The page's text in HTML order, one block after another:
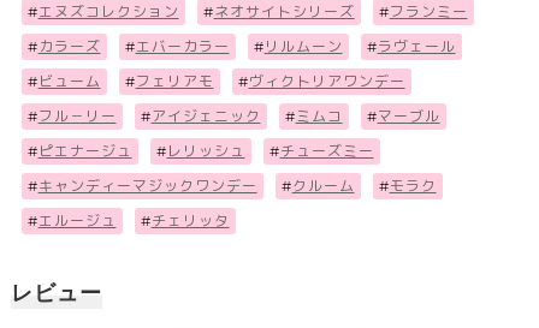
#エヌズコレクション #ネオサイトシリーズ #フランミー
# カラーズ #エバーカラー # リルムーン #ラヴェール
# ビューム #フェリアモ #ヴィクトリアワンデー
#フル－リー #アイジェニック #ミムコ #マーブル
# ピエナージュ # レリッシュ #チューズミー
#キャンディーマジックワンデー #クルーム #モラク
#エルージュ #チェリッタ
レビュー